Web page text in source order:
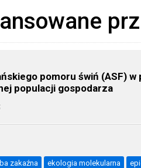
pomoru świń (ASF)
populacji gospodarza
zakaźna ekologia molekularna